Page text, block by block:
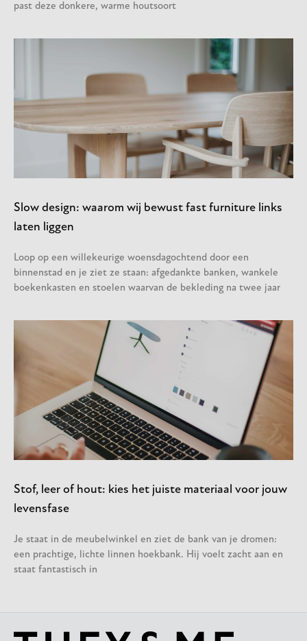
past deze donkere, warme houtsoort
Slow design: waarom wij bewust fast furniture links
laten liggen
Loop op een willekeurige woensdagochtend door een
binnenstad en je ziet ze staan: afgedankte banken, wankele
boekenkasten en stoelen waarvan de bekleding na twee jaar
Stof, leer of hout: kies het juiste materiaal voor jouw
levensfase
Je staat in de meubelwinkel en ziet de bank van je dromen:
een prachtige, lichte linnen hoekbank. Hij voelt zacht aan en
staat fantastisch in